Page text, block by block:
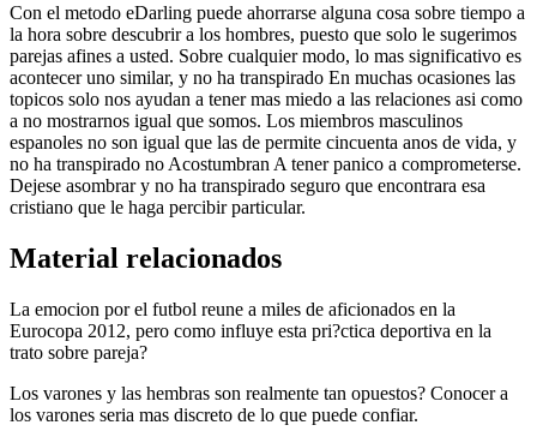
Con el metodo eDarling puede ahorrarse alguna cosa sobre tiempo a
la hora sobre descubrir a los hombres, puesto que solo le sugerimos
parejas afines a usted. Sobre cualquier modo, lo mas significativo es
acontecer uno similar, y no ha transpirado En muchas ocasiones las
topicos solo nos ayudan a tener mas miedo a las relaciones asi­ como
a no mostrarnos igual que somos. Los miembros masculinos
espanoles no son igual que las de permite cincuenta anos de vida, y
no ha transpirado no Acostumbran A tener panico a comprometerse.
Dejese asombrar y no ha transpirado seguro que encontrara esa
cristiano que le haga percibir particular.
Material relacionados
La emocion por el futbol reune a miles de aficionados en la
Eurocopa 2012, pero como influye esta pri?ctica deportiva en la
trato sobre pareja?
Los varones y las hembras son realmente tan opuestos? Conocer a
los varones seri­a mas discreto de lo que puede confiar.